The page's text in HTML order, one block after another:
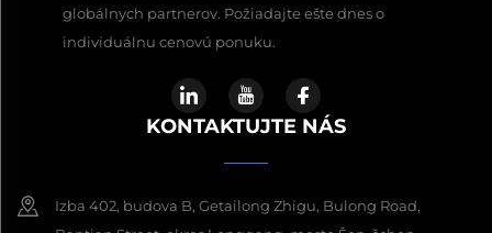
globálnych partnerov. Požiadajte ešte dnes o
individuálnu cenovú ponuku.
KONTAKTUJTE NÁS
Izba 402, budova B, Getailong Zhigu, Bulong Road,